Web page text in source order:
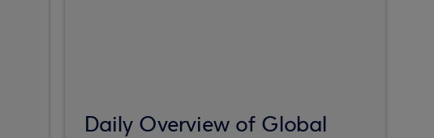
Daily Overview of Global